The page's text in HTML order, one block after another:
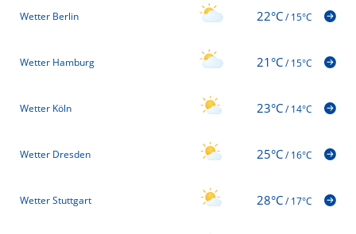
Wetter Berlin 22°C/15°C
Wetter Hamburg 21°C/15°C
Wetter Köln 23°C/14°C
Wetter Dresden 25°C/16°C
Wetter Stuttgart 28°C/17°C